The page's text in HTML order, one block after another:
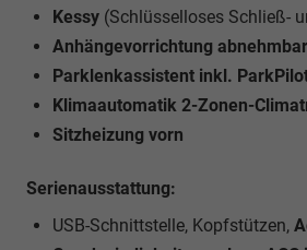
Kessy (Schlüsselloses Schließ-
Anhängevorrichtung abnehmbar
Parklenkassistent inkl.
Klimaautomatik 2-Zonen-
Sitzheizung vorn
Serienausstattung:
USB-Schnittstelle, Kopfstützen,